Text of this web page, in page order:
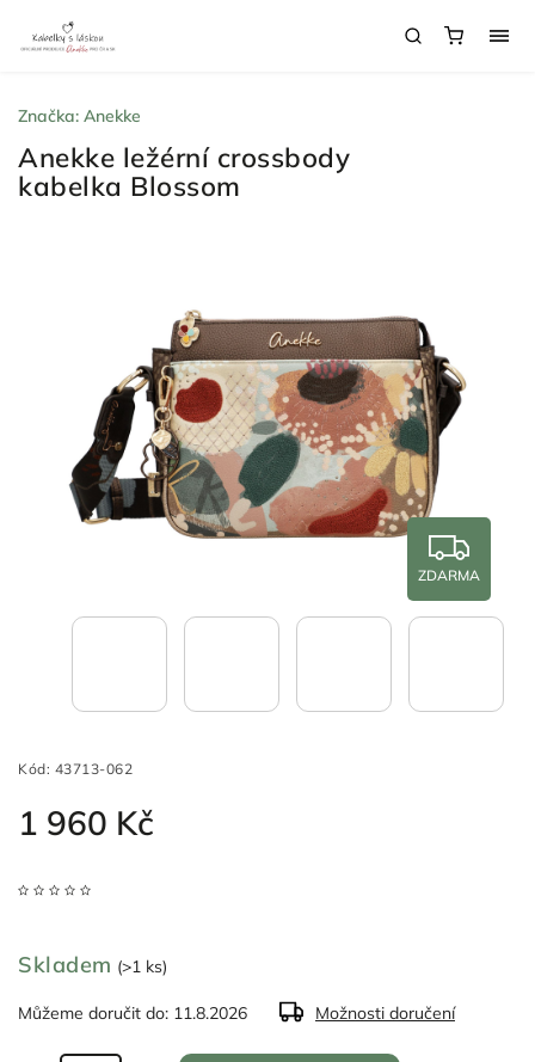
Anekke ležérní crossbody
kabelka Blossom
ZDARMA
Kód: 43713-062
1 960 Kč
Značka: Anekke
Skladem (>1 ks)
Můžeme doručit do: 11.8.2026 Možnosti doručení